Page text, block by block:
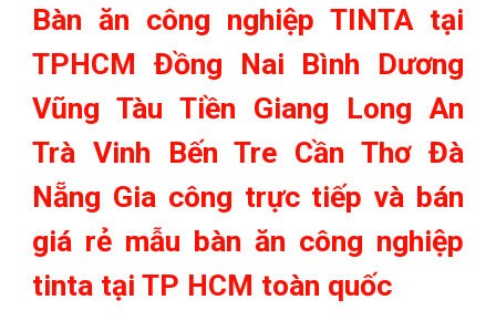
Bàn ăn công nghiệp TINTA tại
TPHCM Đồng Nai Bình Dương
Vũng Tàu Tiền Giang Long An
Trà Vinh Bến Tre Cần Thơ Đà
Nẵng Gia công trực tiếp và bán
giá rẻ mẫu bàn ăn công nghiệp
tinta tại TP HCM toàn quốc